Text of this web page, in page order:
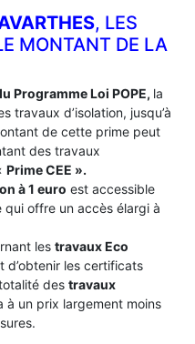
, LES
MONTANT DE LA
Programme Loi POPE, la
travaux d’isolation, jusqu’à
de cette prime peut
des travaux
Prime CEE ».
à 1 euro est accessible
qui offre un accès élargi à
les travaux Eco
les certificats
des travaux
à un prix largement moins